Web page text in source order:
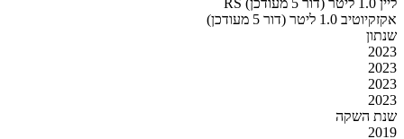
אקזקיוטיב 1.0 ליטר (דור 5 מעודכן)
שנתון
2023
2023
2023
2023
שנת השקה
2019